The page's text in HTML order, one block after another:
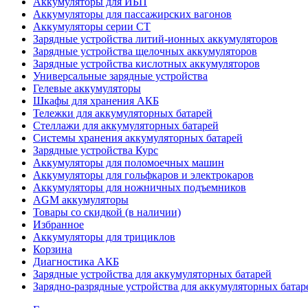
Аккумуляторы для пассажирских вагонов
Аккумуляторы серии СТ
Зарядные устройства литий-ионных аккумуляторов
Зарядные устройства щелочных аккумуляторов
Зарядные устройства кислотных аккумуляторов
Универсальные зарядные устройства
Гелевые аккумуляторы
Шкафы для хранения АКБ
Тележки для аккумуляторных батарей
Стеллажи для аккумуляторных батарей
Системы хранения аккумуляторных батарей
Зарядные устройства Курс
Аккумуляторы для поломоечных машин
Аккумуляторы для гольфкаров и электрокаров
Аккумуляторы для ножничных подъемников
AGM аккумуляторы
Товары со скидкой (в наличии)
Избранное
Аккумуляторы для трициклов
Корзина
Диагностика АКБ
Зарядные устройства для аккумуляторных батарей
Зарядно-разрядные устройства для аккумуляторных